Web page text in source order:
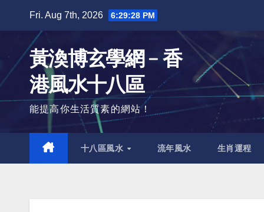
content
Fri. Aug 7th, 2026 6:29:29 PM
黃渙博玄學網﹣香
港風水十八區
能提高你生活質素的網站！
十八區風水 流年風水 生肖運程